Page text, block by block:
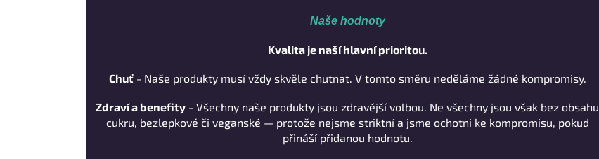
Naše hodnoty
Kvalita je naší hlavní prioritou.
Chuť- Naše produkty musí vždy skvěle chutnat. V tomto směru neděláme žádné kompromisy.
Zdraví a benefity - Všechny naše produkty jsou zdravější volbou. Ne všechny jsou však bez obsahu
cukru, bezlepkové či veganské — protože nejsme striktní a jsme ochotni ke kompromisu, pokud
přináší přidanou hodnotu.